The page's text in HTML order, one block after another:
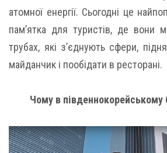
атомної енергії. Сьогодні це
пам’ятка для туристів, де вони
трубах, які з’єднують сфери,
майданчик і пообідати в ресторані.
Чому в південнокорейському